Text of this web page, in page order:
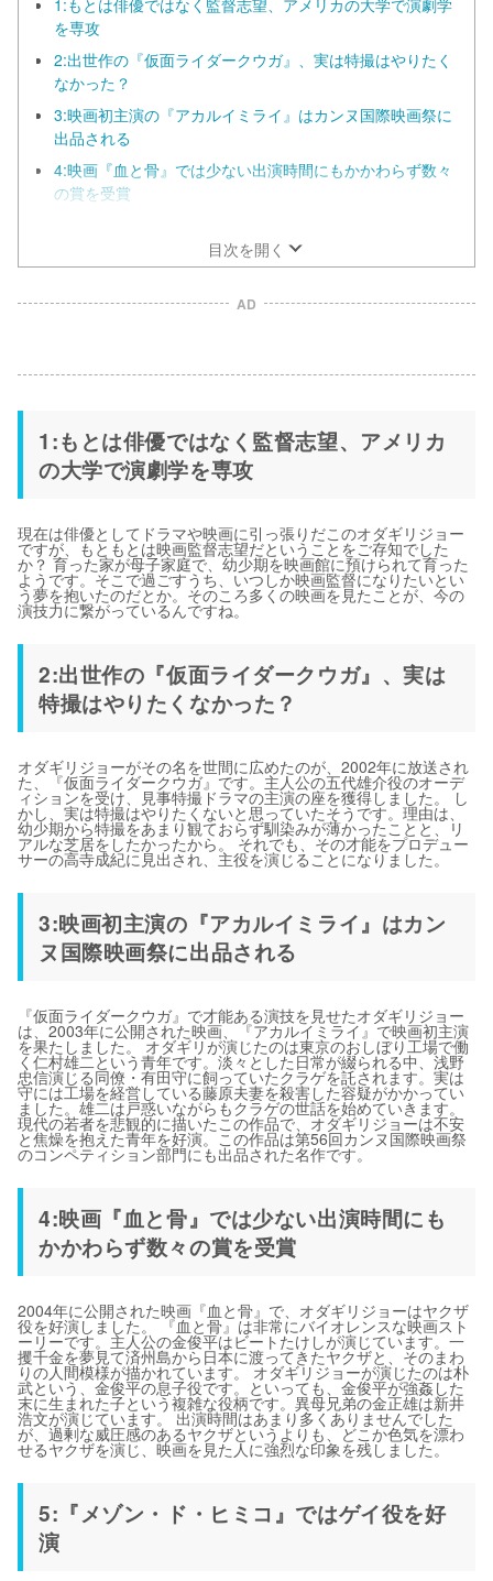
1:もとは俳優ではなく監督志望、アメリカの大学で演劇学
を専攻
2:出世作の『仮面ライダークウガ』、実は特撮はやりたく
なかった？
3:映画初主演の『アカルイミライ』はカンヌ国際映画祭に
出品される
4:映画『血と骨』では少ない出演時間にもかかわらず数々
の賞を受賞
目次を開く
AD
1:もとは俳優ではなく監督志望、アメリカ
の大学で演劇学を専攻
現在は俳優としてドラマや映画に引っ張りだこのオダギリジョー
ですが、もともとは映画監督志望だということをご存知でした
か？ 育った家が母子家庭で、幼少期を映画館に預けられて育った
ようです。そこで過ごすうち、いつしか映画監督になりたいとい
う夢を抱いたのだとか。そのころ多くの映画を見たことが、今の
演技力に繋がっているんですね。
2:出世作の『仮面ライダークウガ』、実は
特撮はやりたくなかった？
オダギリジョーがその名を世間に広めたのが、2002年に放送され
た、『仮面ライダークウガ』です。主人公の五代雄介役のオーデ
ィションを受け、見事特撮ドラマの主演の座を獲得しました。 し
かし、実は特撮はやりたくないと思っていたそうです。理由は、
幼少期から特撮をあまり観ておらず馴染みが薄かったことと、リ
アルな芝居をしたかったから。 それでも、その才能をプロデュー
サーの高寺成紀に見出され、主役を演じることになりました。
3:映画初主演の『アカルイミライ』はカン
ヌ国際映画祭に出品される
『仮面ライダークウガ』で才能ある演技を見せたオダギリジョー
は、2003年に公開された映画、『アカルイミライ』で映画初主演
を果たしました。 オダギリが演じたのは東京のおしぼり工場で働
く仁村雄二という青年です。淡々とした日常が綴られる中、浅野
忠信演じる同僚・有田守に飼っていたクラゲを託されます。実は
守には工場を経営している藤原夫妻を殺害した容疑がかかってい
ました。雄二は戸惑いながらもクラゲの世話を始めていきます。
現代の若者を悲観的に描いたこの作品で、オダギリジョーは不安
と焦燥を抱えた青年を好演。この作品は第56回カンヌ国際映画祭
のコンペティション部門にも出品された名作です。
4:映画『血と骨』では少ない出演時間にも
かかわらず数々の賞を受賞
2004年に公開された映画『血と骨』で、オダギリジョーはヤクザ
役を好演しました。 『血と骨』は非常にバイオレンスな映画スト
ーリーです。主人公の金俊平はビートたけしが演じています。一
攫千金を夢見て済州島から日本に渡ってきたヤクザと、そのまわ
りの人間模様が描かれています。 オダギリジョーが演じたのは朴
武という、金俊平の息子役です。といっても、金俊平が強姦した
末に生まれた子という複雑な役柄です。異母兄弟の金正雄は新井
浩文が演じています。 出演時間はあまり多くありませんでした
が、過剰な威圧感のあるヤクザというよりも、どこか色気を漂わ
せるヤクザを演じ、映画を見た人に強烈な印象を残しました。
5:『メゾン・ド・ヒミコ』ではゲイ役を好
演